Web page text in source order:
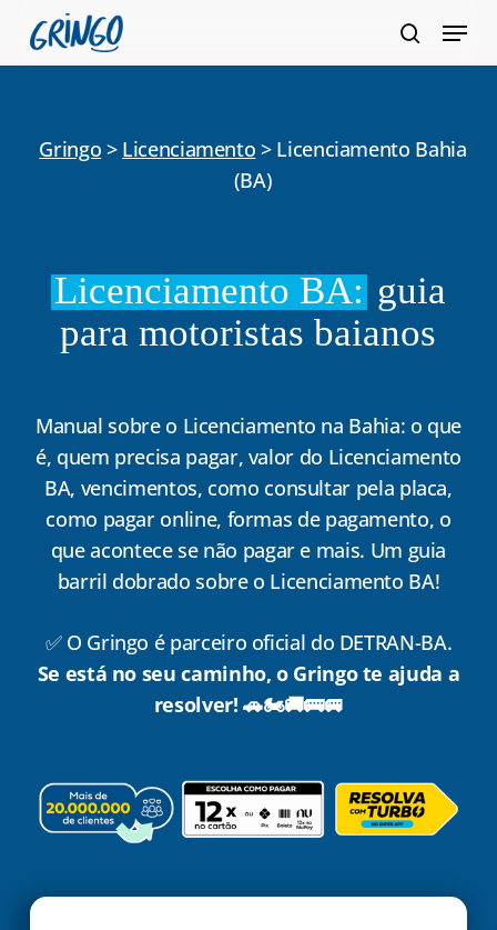
Pular
para
principal
Menu
Gringo > Licenciamento > Licenciamento Bahia
(BA)
Licenciamento BA: guia
para motoristas baianos
Manual sobre o Licenciamento na Bahia: o que
é, quem precisa pagar, valor do Licenciamento
BA, vencimentos, como consultar pela placa,
como pagar online, formas de pagamento, o
que acontece se não pagar e mais. Um guia
barril dobrado sobre o Licenciamento BA!
✅ O Gringo é parceiro oficial do DETRAN-BA.
Se está no seu caminho, o Gringo te ajuda a
resolver! 🚗🏍️🚚🚌🚐